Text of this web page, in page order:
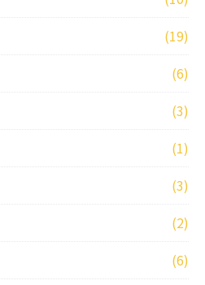
(19)
(6)
(3)
(1)
(3)
(2)
(6)